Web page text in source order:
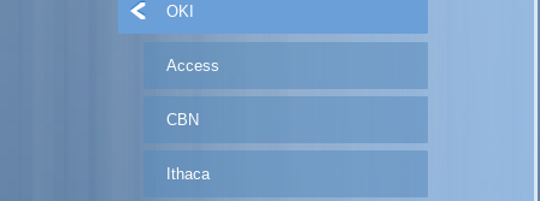
OKI
Access
CBN
Ithaca